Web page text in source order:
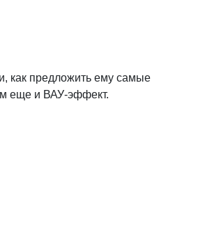
как предложить ему самые
еще и ВАУ-эффект.